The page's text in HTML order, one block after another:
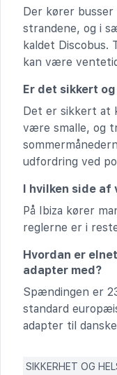
Der kører
strandene, og i
kaldet Discobus.
kan være
Er det sikkert
Det er sikkert at
være smalle, og
udfordring ved
I hvilken side
På Ibiza kører
reglerne er i
Hvordan er
adapter med?
Spændingen er
standard
adapter til
SIKKERHET OG